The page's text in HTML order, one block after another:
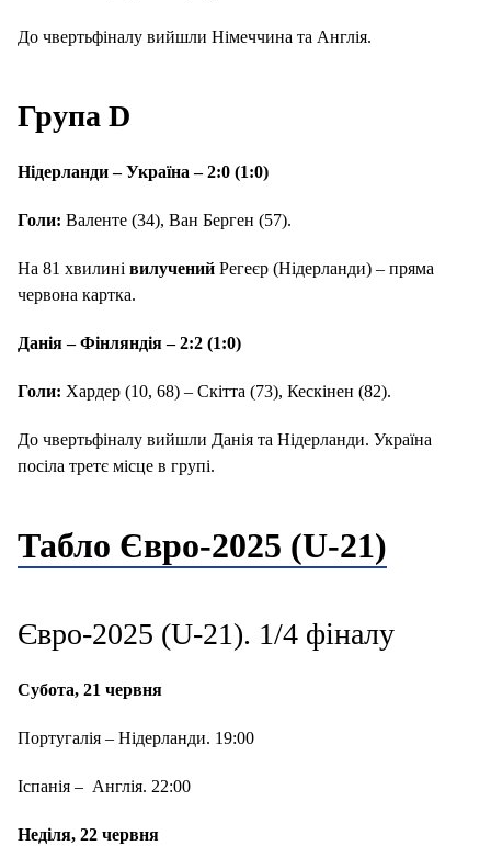
До чвертьфіналу вийшли Німеччина та Англія.
Група D
Нідерланди – Україна – 2:0 (1:0)
Голи: Валенте (34), Ван Берген (57).
На 81 хвилині вилучений Регеєр (Нідерланди) – пряма
червона картка.
Данія – Фінляндія – 2:2 (1:0)
Голи: Хардер (10, 68) – Скітта (73), Кескінен (82).
До чвертьфіналу вийшли Данія та Нідерланди. Україна
посіла третє місце в групі.
Табло Євро-2025 (U-21)
Євро-2025 (U-21). 1/4 фіналу
Субота, 21 червня
Португалія – Нідерланди. 19:00
Іспанія – Англія. 22:00
Неділя, 22 червня